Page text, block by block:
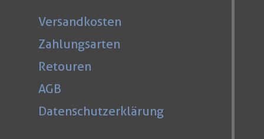
Versandkosten
Zahlungsarten
Retouren
AGB
Datenschutzerklärung